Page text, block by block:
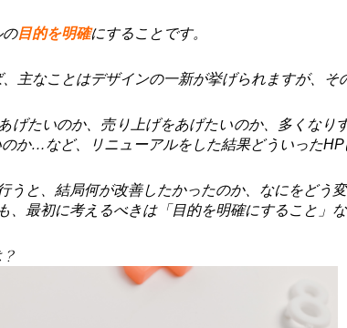
の目的を明確にすることです。
主なことはデザインの一新が挙げられますが、そ
げたいのか、売り上げをあげたいのか、多くな
か…など、リニューアルをした結果どういった
うと、結局何が改善したかったのか、なにをど
、最初に考えるべきは「目的を明確にすること」な